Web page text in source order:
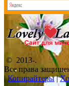
© 2013-.
Все права
|Копирайтеры|